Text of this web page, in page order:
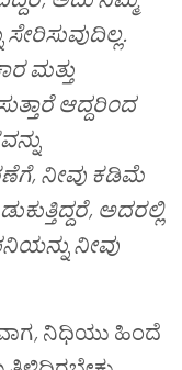
ಮತ್ತು
ಆದ್ದರಿಂದ
, ನೀವು ಕಡಿಮೆ
, ಅದರಲ್ಲಿ
ನೀವು
, ನಿಧಿಯು ಹಿಂದೆ